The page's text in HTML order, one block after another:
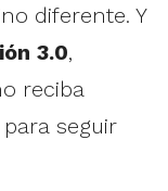
diferente. Y
3.0,
reciba
seguir